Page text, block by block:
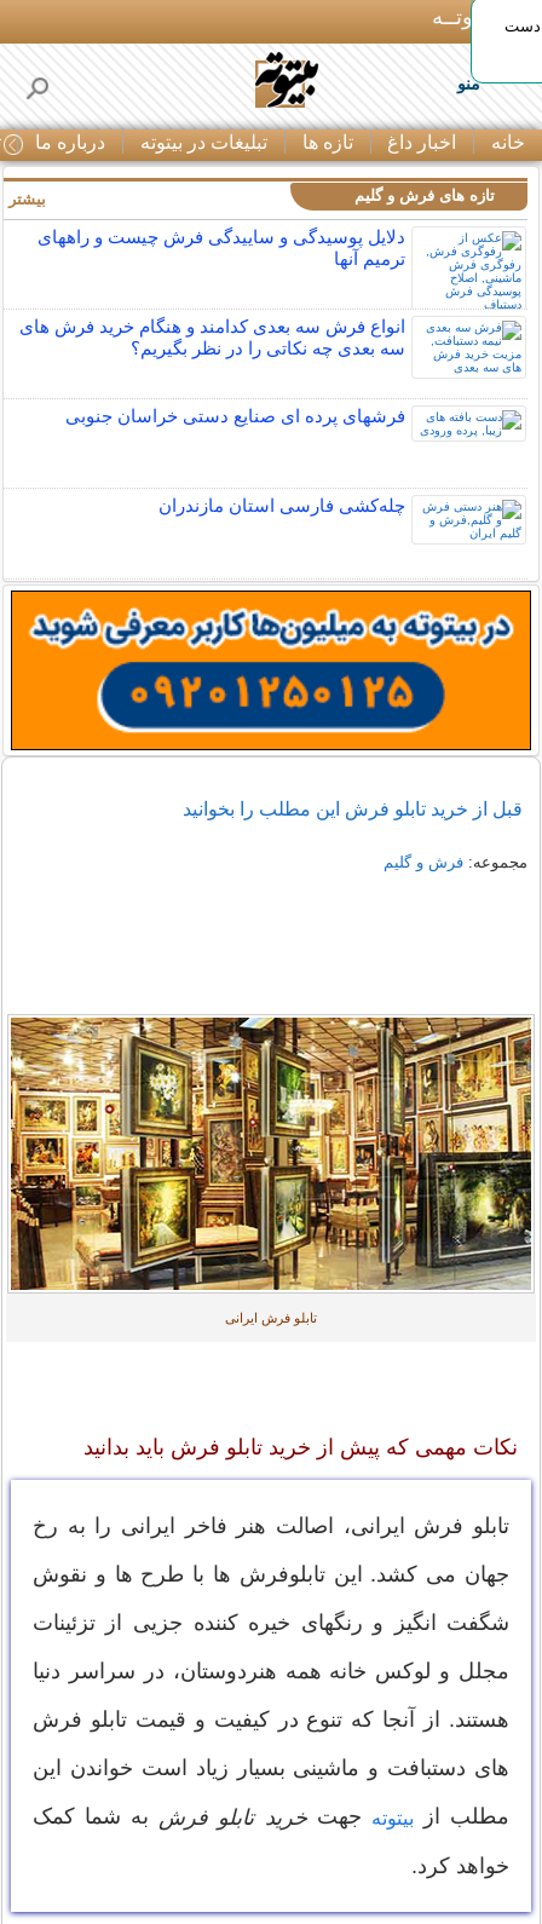
بـیتوتــه
منو
خانه اخبار داغ تازه ها تبلیغات در بیتوته درباره ما
دست
تازه های فرش و گلیم
دلایل پوسیدگی و ساییدگی فرش چیست و راههای
ترمیم آنها
انواع فرش سه بعدی کدامند و هنگام خرید فرش های
سه بعدی چه نکاتی را در نظر بگیریم؟
فرشهای پرده ای صنایع دستی خراسان جنوبی
چله‌كشی فارسی استان مازندران
بیشتر
قبل از خرید تابلو فرش این مطلب را بخوانید
مجموعه:فرش و گلیم
تابلو فرش ایرانی
نکات مهمی که پیش از خرید تابلو فرش باید بدانید
تابلو فرش ایرانی، اصالت هنر فاخر ایرانی را به رخ
جهان می کشد. این تابلوفرش ها با طرح ها و نقوش
شگفت انگیز و رنگهای خیره کننده جزیی از تزئینات
مجلل و لوکس خانه همه هنردوستان، در سراسر دنیا
هستند. از آنجا که تنوع در کیفیت و قیمت تابلو فرش
های دستبافت و ماشینی بسیار زیاد است خواندن این
مطلب از
بیتوته جهتخرید تابلو فرش به شما کمک
خواهد کرد.